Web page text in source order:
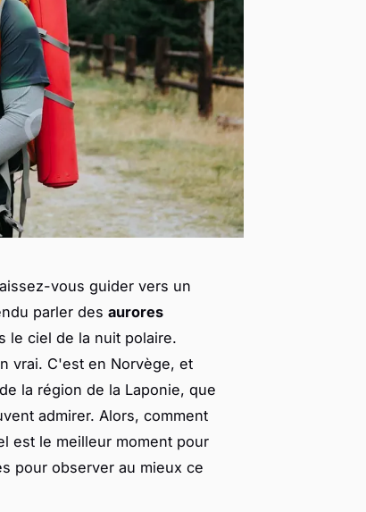
vous guider vers un
parler des aurores
le ciel de la nuit polaire.
vrai. C'est en Norvège, et
la région de la Laponie, que
admirer. Alors, comment
est le meilleur moment pour
pour observer au mieux ce